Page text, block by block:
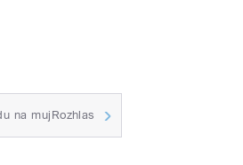
na mujRozhlas